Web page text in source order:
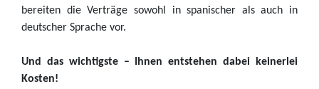
bereiten die Verträge sowohl in spanischer als auch in
deutscher Sprache vor.
Und das wichtigste – Ihnen entstehen dabei keinerlei
Kosten!